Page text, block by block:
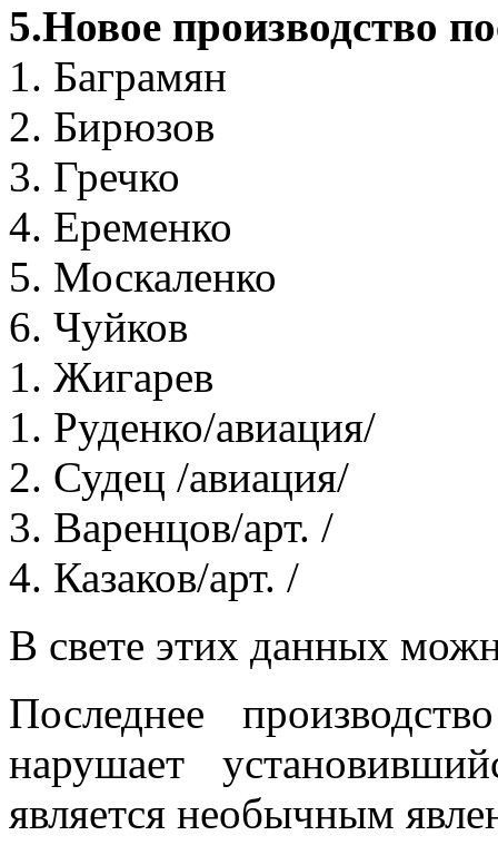
5.Новое производство
1. Баграмян
2. Бирюзов
3. Гречко
4. Еременко
5. Москаленко
6. Чуйков
1. Жигарев
1. Руденко/авиация/
2. Судец /авиация/
3. Варенцов/арт. /
4. Казаков/арт. /
В свете этих данных
Последнее
нарушает
является необычным